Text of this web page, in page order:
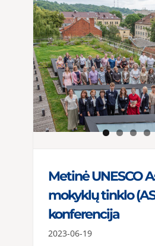
Metinė UNESCO
mokyklų tinklo
konferencija
2023-06-19